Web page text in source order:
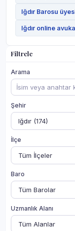
Filtrele
Arama
Şehir
İlçe
Baro
Uzmanlık Alanı
Iğdır Barosu
Iğdır online